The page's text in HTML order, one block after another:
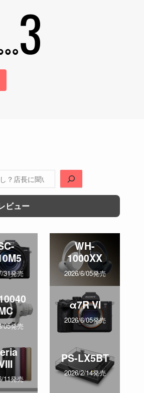
ビュー
31発売
WH-
1000XX
2026/6/05発売
05発売
α7R VI
2026/6/05発売
11発売
PS-LX5BT
2026/2/14発売